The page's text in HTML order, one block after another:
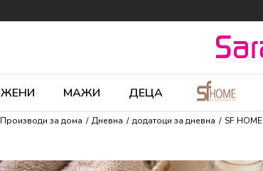
ЖЕНИ МАЖИ ДЕЦА
Производи за дома Дневна додатоци за дневна SF